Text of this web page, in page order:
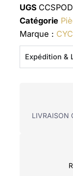
UGS
Catégorie
Marque :
Expédition &
LIVRAISON